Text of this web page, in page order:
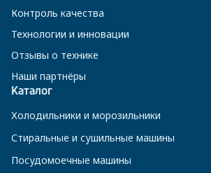
Контроль качества
Технологии и инновации
Отзывы о технике
Наши партнёры
Каталог
Холодильники и морозильники
Стиральные и сушильные машины
Посудомоечные машины